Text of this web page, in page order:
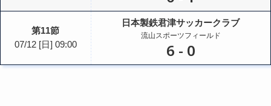
第11節
07/12 [日] 09:00
日本製鉄君津サッカークラブ
流山スポーツフィールド
6 - 0